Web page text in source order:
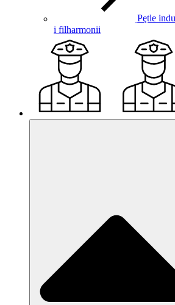
Pętle
i filharmonii